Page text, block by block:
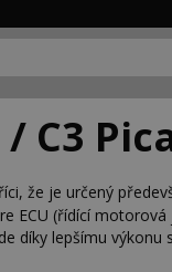
C3
že je určený
ECU (řídící
díky lepšímu